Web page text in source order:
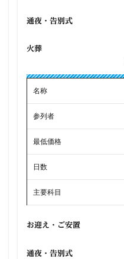
通夜・告別式
火葬
名称
参列者
最低価格
日数
主要科目
お迎え・ご安置
通夜・告別式